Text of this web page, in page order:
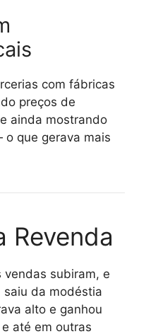
com fábricas
preços de
ainda mostrando
que gerava mais
Revenda
vendas subiram, e
saiu da modéstia
alto e ganhou
até em outras